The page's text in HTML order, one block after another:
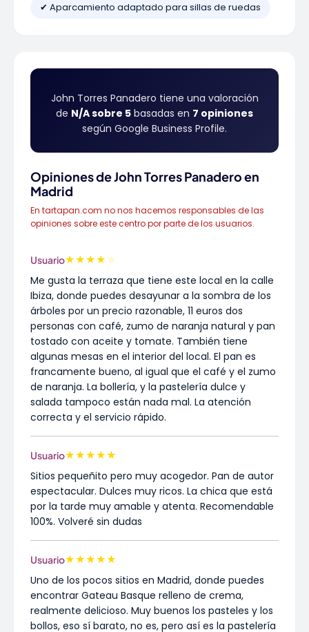
✔ Aparcamiento adaptado para sillas de ruedas
John Torres Panadero tiene una valoración
de N/A sobre 5 basadas en 7 opiniones
según Google Business Profile.
Opiniones de John Torres Panadero en
Madrid
En tartapan.com no nos hacemos responsables de las
opiniones sobre este centro por parte de los usuarios.
Usuario★★★★ ★
Me gusta la terraza que tiene este local en la calle
Ibiza, donde puedes desayunar a la sombra de los
árboles por un precio razonable, 11 euros dos
personas con café, zumo de naranja natural y pan
tostado con aceite y tomate. También tiene
algunas mesas en el interior del local. El pan es
francamente bueno, al igual que el café y el zumo
de naranja. La bollería, y la pastelería dulce y
salada tampoco están nada mal. La atención
correcta y el servicio rápido.
Usuario★★★★★
Sitios pequeñito pero muy acogedor. Pan de autor
espectacular. Dulces muy ricos. La chica que está
por la tarde muy amable y atenta. Recomendable
100%. Volveré sin dudas
Usuario★★★★★
Uno de los pocos sitios en Madrid, donde puedes
encontrar Gateau Basque relleno de crema,
realmente delicioso. Muy buenos los pasteles y los
bollos, eso sí barato, no es, pero así es la pastelería